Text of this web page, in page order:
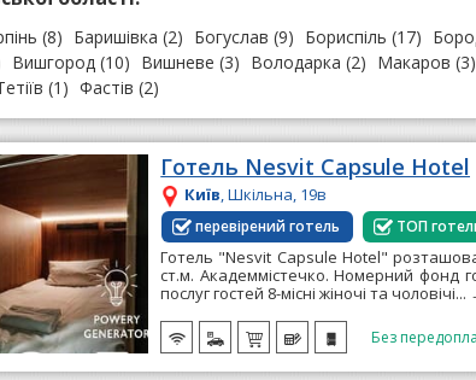
(8) Баришівка (2) Богуслав (9) Бориспіль (17)
Вишгород(10) Вишневе (3) Володарка (2) Макаров (3)
(1) Фастів (2)
Готель Nesvit Capsule Hotel
Київ, Шкільна, 19в
перевірений готель ТОП
Готель "Nesvit Capsule Hotel"
ст.м. Академмістечко. Номерний фонд
послуг гостей 8-місні жіночі та чоловічі...
Без